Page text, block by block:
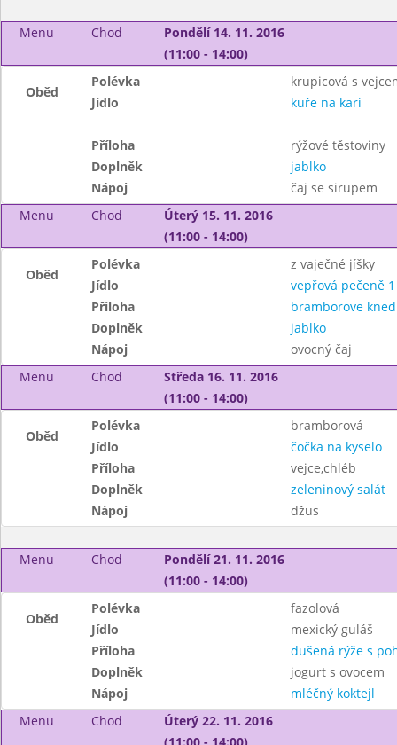
Menu Chod
Pondělí 14. 11. 2016
(11:00 - 14:00)
Oběd
Polévka
krupicová s
Jídlo
kuře na kari
Příloha
rýžové těstoviny
Doplněk
jablko
Nápoj
čaj se sirupem
Menu
Chod
Úterý 15. 11. 2016
(11:00 - 14:00)
Oběd
Polévka
z vaječné jíšky
Jídlo
vepřová pečeně 1
Příloha
bramborove
Doplněk
jablko
Nápoj
ovocný čaj
Menu
Chod
Středa 16. 11. 2016
(11:00 - 14:00)
Oběd
Polévka
bramborová
Jídlo
čočka na kyselo
Příloha
vejce,chléb
Doplněk
zeleninový salát
Nápoj
džus
Menu Chod
Pondělí 21. 11. 2016
(11:00 - 14:00)
Oběd
Polévka
fazolová
Jídlo
mexický guláš
Příloha
dušená rýže s
Doplněk
jogurt s ovocem
Nápoj
mléčný koktejl
Menu
Chod
Úterý 22. 11. 2016